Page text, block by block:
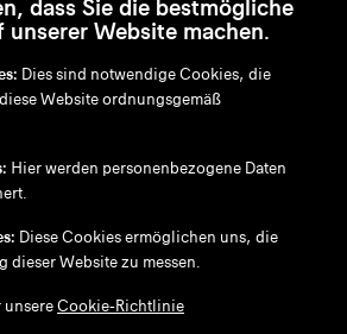
dass Sie die bestmögliche
unserer Website machen.
Dies sind notwendige Cookies, die
Website ordnungsgemäß
Hier werden personenbezogene Daten
Diese Cookies ermöglichen uns, die
dieser Website zu messen.
Cookie-Richtlinie